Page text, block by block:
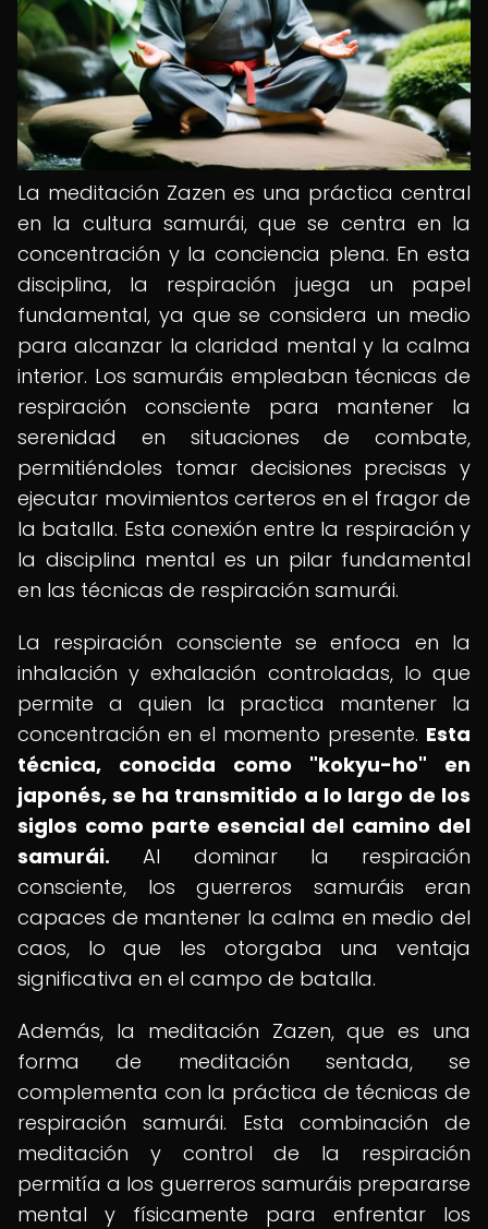
La meditación Zazen es una práctica central
en la cultura samurái, que se centra en la
concentración y la conciencia plena. En esta
disciplina, la respiración juega un papel
fundamental, ya que se considera un medio
para alcanzar la claridad mental y la calma
interior. Los samuráis empleaban técnicas de
respiración consciente para mantener la
serenidad en situaciones de combate,
permitiéndoles tomar decisiones precisas y
ejecutar movimientos certeros en el fragor de
la batalla. Esta conexión entre la respiración y
la disciplina mental es un pilar fundamental
en las técnicas de respiración samurái.
La respiración consciente se enfoca en la
inhalación y exhalación controladas, lo que
permite a quien la practica mantener la
concentración en el momento presente. Esta
técnica, conocida como "kokyu-ho" en
japonés, se ha transmitido a lo largo de los
siglos como parte esencial del camino del
samurái. Al dominar la respiración
consciente, los guerreros samuráis eran
capaces de mantener la calma en medio del
caos, lo que les otorgaba una ventaja
significativa en el campo de batalla.
Además, la meditación Zazen, que es una
forma de meditación sentada, se
complementa con la práctica de técnicas de
respiración samurái. Esta combinación de
meditación y control de la respiración
permitía a los guerreros samuráis prepararse
mental y físicamente para enfrentar los